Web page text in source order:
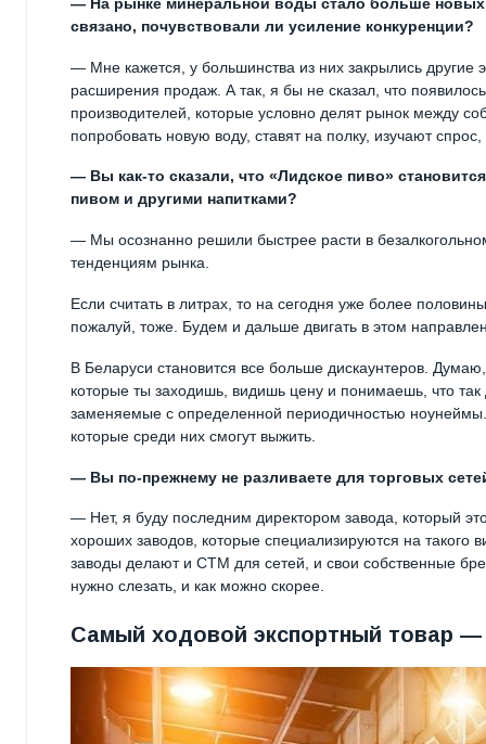
связано, почувствовали ли усиление конкуренции?
— Мне кажется, у большинства из них закрылись другие
расширения продаж. А так, я бы не сказал, что
производителей, которые условно делят рынок между
попробовать новую воду, ставят на полку, изучают
— Вы как-то сказали, что «Лидское пиво»
пивом и другими напитками?
— Мы осознанно решили быстрее расти в
тенденциям рынка.
Если считать в литрах, то на сегодня уже более
пожалуй, тоже. Будем и дальше двигать в этом
В Беларуси становится все больше дискаунтеров.
которые ты заходишь, видишь цену и понимаешь, что
заменяемые с определенной периодичностью
которые среди них смогут выжить.
— Вы по-прежнему не разливаете для торговых
— Нет, я буду последним директором завода, который
хороших заводов, которые специализируются на
заводы делают и СТМ для сетей, и свои собственные
нужно слезать, и как можно скорее.
Самый ходовой экспортный товар —